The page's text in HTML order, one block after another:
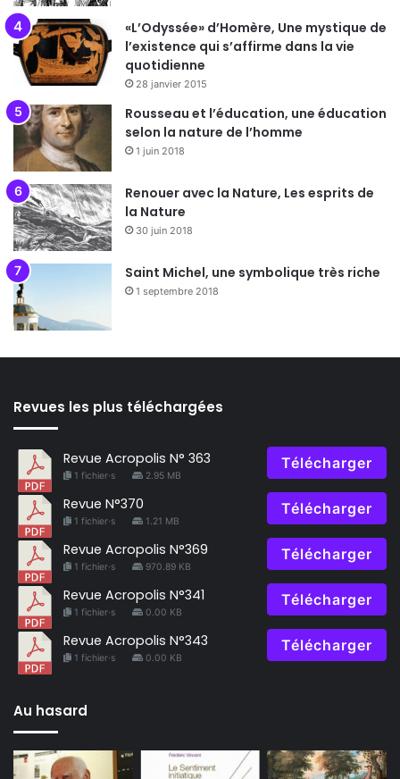
«L’Odyssée» d’Homère, Une mystique de
l’existence qui s’affirme dans la vie
quotidienne
28 janvier 2015
Rousseau et l’éducation, une éducation
selon la nature de l’homme
1 juin 2018
Renouer avec la Nature, Les esprits de
la Nature
30 juin 2018
Saint Michel, une symbolique très riche
1 septembre 2018
Revues les plus téléchargées
Revue Acropolis N° 363
1 fichier·s 2.95 MB
Télécharger
Revue N°370
1 fichier·s 1.21 MB
Télécharger
Revue Acropolis N°369
1 fichier·s 970.89 KB
Télécharger
Revue Acropolis N°341
1 fichier·s 0.00 KB
Télécharger
Revue Acropolis N°343
1 fichier·s 0.00 KB
Télécharger
Au hasard